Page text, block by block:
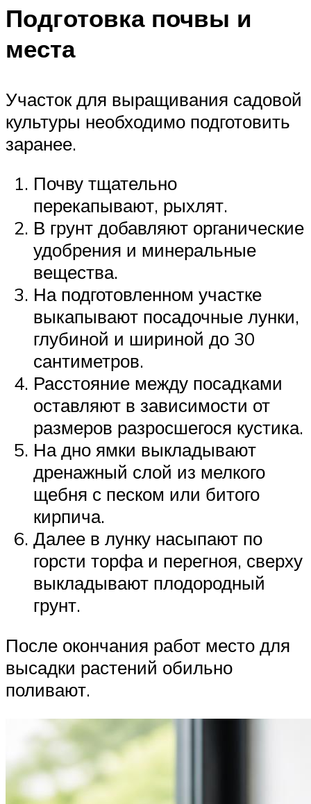
Подготовка почвы и
места
Участок для выращивания садовой
культуры необходимо подготовить
заранее.
Почву тщательно
перекапывают, рыхлят.
В грунт добавляют органические
удобрения и минеральные
вещества.
На подготовленном участке
выкапывают посадочные лунки,
глубиной и шириной до 30
сантиметров.
Расстояние между посадками
оставляют в зависимости от
размеров разросшегося кустика.
На дно ямки выкладывают
дренажный слой из мелкого
щебня с песком или битого
кирпича.
Далее в лунку насыпают по
горсти торфа и перегноя, сверху
выкладывают плодородный
грунт.
После окончания работ место для
высадки растений обильно
поливают.